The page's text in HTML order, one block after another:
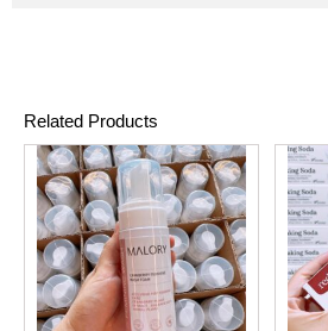
Related Products
Original
price
was:
53,000 Ks.
Current
price
is:
38,000 Ks.